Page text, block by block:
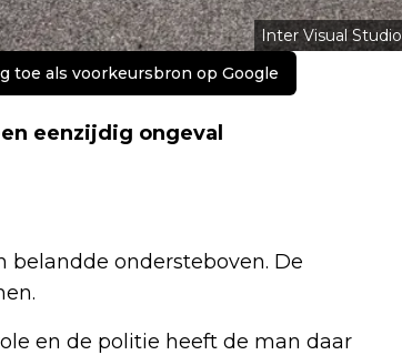
Inter Visual Studio
toe als voorkeursbron op Google
eenzijdig ongeval
ondersteboven. De
en de politie heeft de man daar